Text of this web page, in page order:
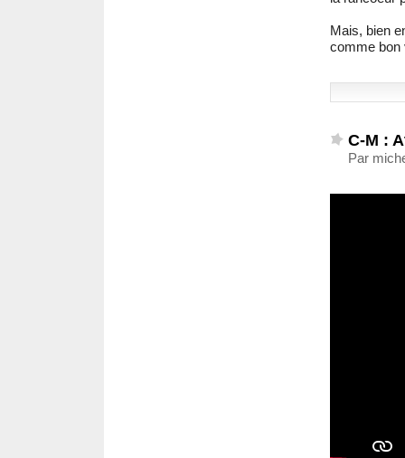
Mais, bien
comme bon
C-M :
Par